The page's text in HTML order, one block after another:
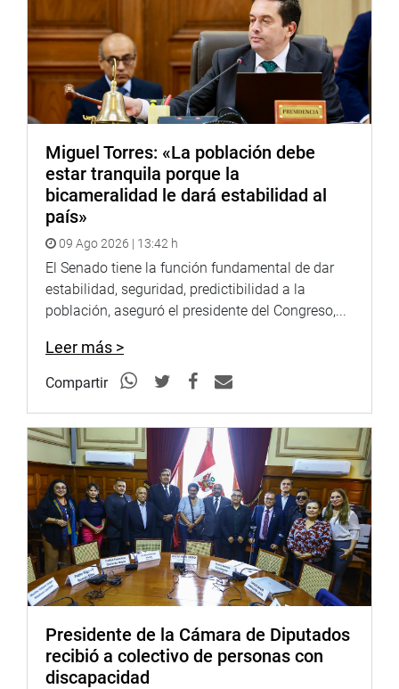
https://twitter.com/congresoperu >
Youtube:http://www.youtube.com/congresoperu
http://www.youtube.com/congresoperu >
Soundcloud:https://soundcloud.com/radiocongreso
https://soundcloud.com/radiocongreso
>
Sistema de Archivo Fotográfico (SAF):
Miguel Torres: «La población debe
estar tranquila porque la
bicameralidad le dará estabilidad al
país»
09 Ago 2026 | 13:42 h
El Senado tiene la función fundamental de dar
estabilidad, seguridad, predictibilidad a la
población, aseguró el presidente del Congreso,...
Leer más >
Compartir
Presidente de la Cámara de Diputados
recibió a colectivo de personas con
discapacidad